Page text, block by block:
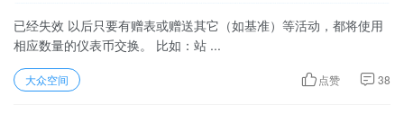
已经失效 以后只要有赠表或赠送其它（如基准）等活动，都将使用
相应数量的仪表币交换。 比如：站 ...
大众空间 点赞 38